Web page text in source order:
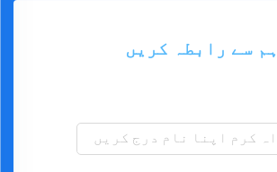
ہم سے رابطہ کریں